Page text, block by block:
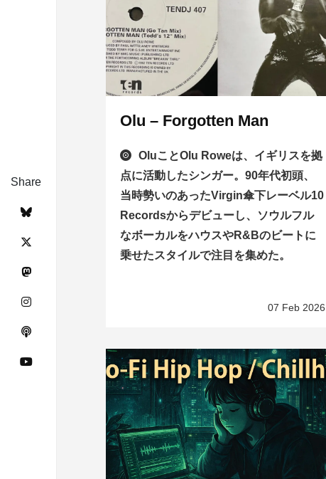
Share
Olu – Forgotten Man
OluことOlu Roweは、イギリスを拠
点に活動したシンガー。90年代初頭、
当時勢いのあったVirgin傘下レーベル10
Recordsからデビューし、ソウルフル
なボーカルをハウスやR&Bのビートに
乗せたスタイルで注目を集めた。
07 Feb 2026